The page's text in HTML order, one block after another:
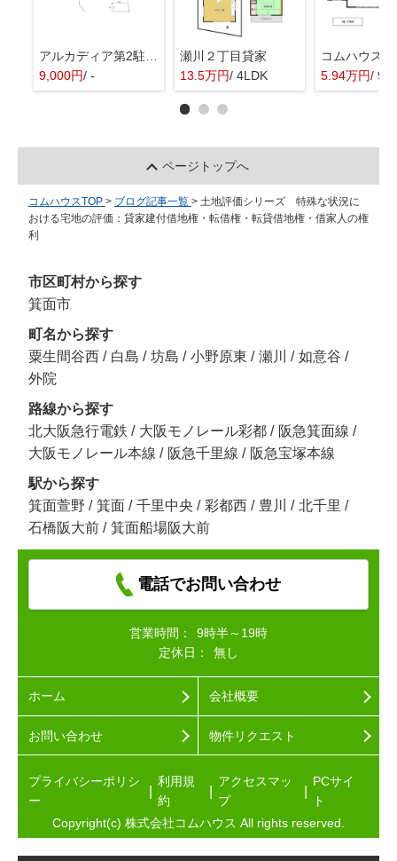
アルカディア第2駐車場
9,000円/ -
瀬川２丁目貸家
13.5万円/ 4LDK 5.94万円/
ページトップへ
コムハウスTOP > ブログ記事一覧 > 土地評価シリーズ 特殊な状況に
おける宅地の評価：貸家建付借地権・転借権・転貸借地権・借家人の権
利
市区町村から探す
箕面市
町名から探す
粟生間谷西 / 白島 / 坊島 / 小野原東 / 瀬川 / 如意谷 /
外院
路線から探す
北大阪急行電鉄 / 大阪モノレール彩都 / 阪急箕面線 /
大阪モノレール本線 / 阪急千里線 / 阪急宝塚本線
駅から探す
箕面萱野 / 箕面 / 千里中央 / 彩都西 / 豊川 / 北千里 /
石橋阪大前 / 箕面船場阪大前
電話でお問い合わせ
営業時間：
9時半～19時
定休日：
無し
ホーム 会社概要
お問い合わせ 物件リクエスト
プライバシーポリシ
ー
利用規
約
アクセスマッ
プ
PCサイ
ト
Copyright(c) 株式会社コムハウス All rights reserved.